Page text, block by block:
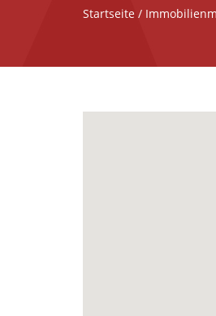
Startseite /